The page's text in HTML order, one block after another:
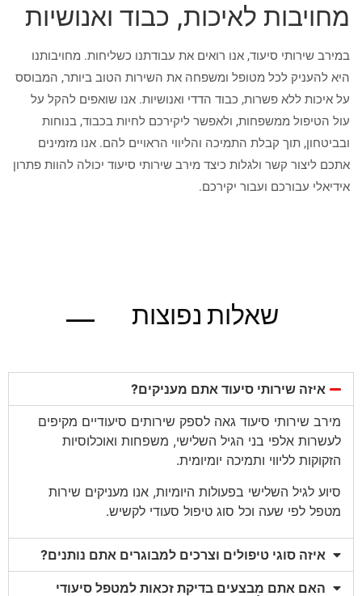
מחויבות לאיכות, כבוד ואנושיות
במירב שירותי סיעוד, אנו רואים את עבודתנו כשליחות. מחויבותנו
היא להעניק לכל מטופל ומשפחה את השירות הטוב ביותר, המבוסס
על איכות ללא פשרות, כבוד הדדי ואנושיות. אנו שואפים להקל על
עול הטיפול ממשפחות, ולאפשר ליקירכם לחיות בכבוד, בנוחות
ובביטחון, תוך קבלת התמיכה והליווי הראויים להם. אנו מזמינים
אתכם ליצור קשר ולגלות כיצד מירב שירותי סיעוד יכולה להוות פתרון
אידיאלי עבורכם ועבור יקירכם.
שאלות נפוצות
איזה שירותי סיעוד אתם מעניקים?
מירב שירותי סיעוד גאה לספק שירותים סיעודיים מקיפים
לעשרות אלפי בני הגיל השלישי, משפחות ואוכלוסיות
הזקוקות לליווי ותמיכה יומיומית.
סיוע לגיל השלישי בפעולות היומיות, אנו מעניקים שירות
מטפל לפי שעה וכל סוג טיפול סעודי לקשיש.
איזה סוגי טיפולים וצרכים למבוגרים אתם נותנים?
האם אתם מבצעים בדיקת זכאות למטפל סיעודי